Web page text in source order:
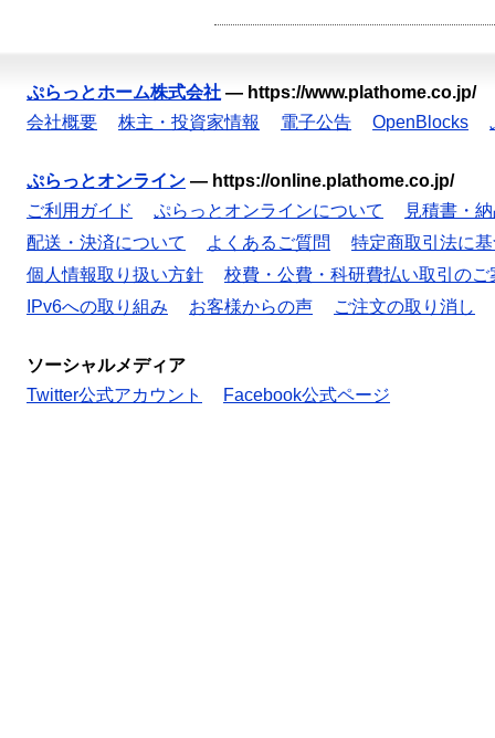
ぷらっとホーム株式会社 — https://www.plathome.co.jp/
会社概要
株主・投資家情報 電子公告 OpenBlocks
ぷらっとオンライン — https://online.plathome.co.jp/
ご利用ガイド
ぷらっとオンラインについて
見積書・
配送・決済について
よくあるご質問
特定商取引法に
個人情報取り扱い方針
校費・公費・科研費払い取引のご
IPv6への取り組み
お客様からの声 ご注文の取り消し
ソーシャルメディア
Twitter公式アカウント
Facebook公式ページ